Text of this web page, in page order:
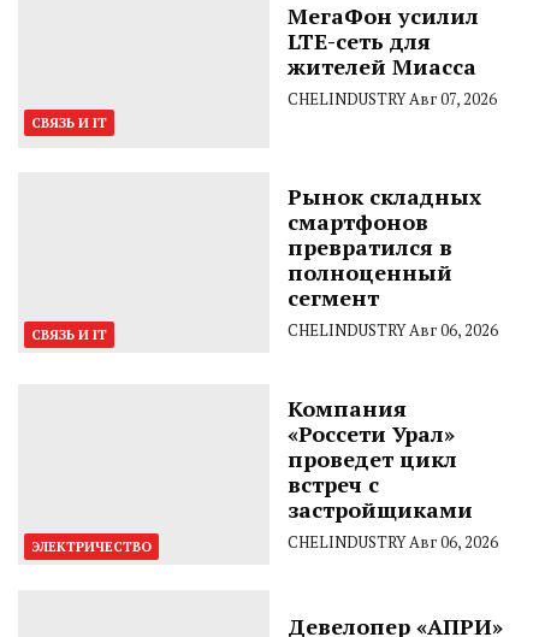
СВЯЗЬ И IT
МегаФон усилил
LTE-сеть для
жителей Миасса
CHELINDUSTRYАвг 07, 2026
СВЯЗЬ И IT
Рынок складных
смартфонов
превратился в
полноценный
сегмент
CHELINDUSTRYАвг 06, 2026
ЭЛЕКТРИЧЕСТВО
Компания
«Россети Урал»
проведет цикл
встреч с
застройщиками
CHELINDUSTRYАвг 06, 2026
Девелопер «АПРИ»